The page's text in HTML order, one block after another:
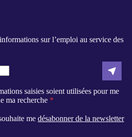
sur l’emploi au service des
saisies soient utilisées pour me
ma recherche
me désabonner de la newsletter